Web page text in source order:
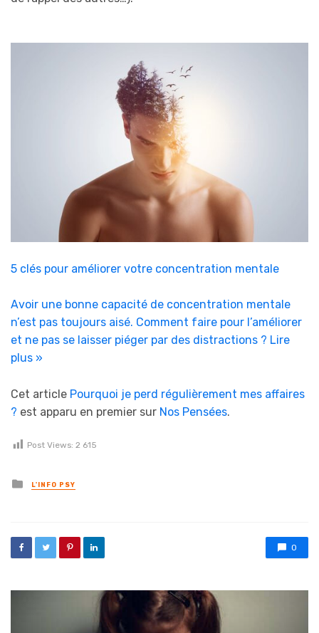
5 clés pour améliorer votre concentration mentale
Avoir une bonne capacité de concentration mentale
n’est pas toujours aisé. Comment faire pour l’améliorer
et ne pas se laisser piéger par des distractions ? Lire
plus »
Cet article Pourquoi je perd régulièrement mes affaires
? est apparu en premier sur Nos Pensées.
Post Views: 2 615
Posted in
L'INFO PSY
0